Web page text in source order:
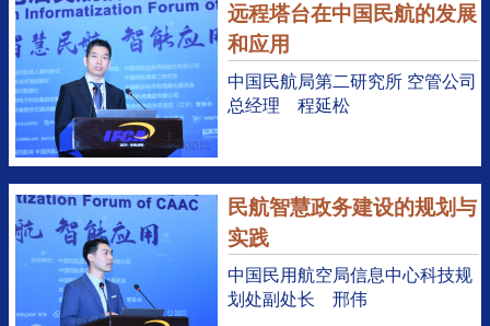
远程塔台在中国民航的发展
和应用
中国民航局第二研究所 空管公司
总经理 程延松
民航智慧政务建设的规划与
实践
中国民用航空局信息中心科技规
划处副处长 邢伟